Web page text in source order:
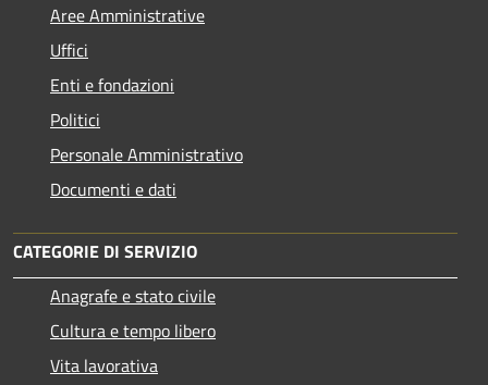
Aree Amministrative
Uffici
Enti e fondazioni
Politici
Personale Amministrativo
Documenti e dati
CATEGORIE DI SERVIZIO
Anagrafe e stato civile
Cultura e tempo libero
Vita lavorativa